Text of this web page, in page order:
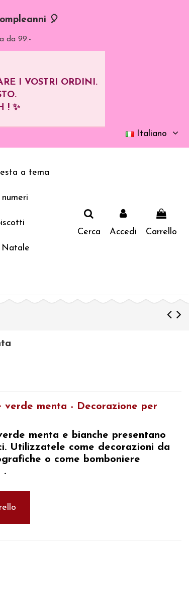
🎈
da 99.-
I VOSTRI ORDINI.
.
! ✨
Italiano
a tema
Natale
Cerca Accedi Carrello
menta - Decorazione per
menta e bianche presentano
Utilizzatele come decorazioni da
o come bomboniere
.